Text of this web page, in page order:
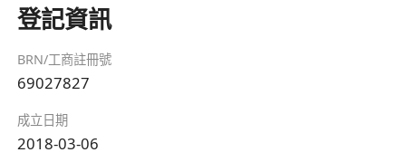
登記資訊
BRN/工商註冊號
69027827
成立日期
2018-03-06